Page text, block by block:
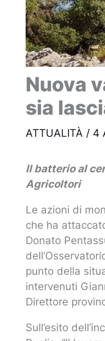
Nuova
sia
ATTUALITÀ / 4
Il batterio al
Agricoltori
Le azioni di
che ha
Donato
punto della
intervenuti
Direttore
Sull’esito